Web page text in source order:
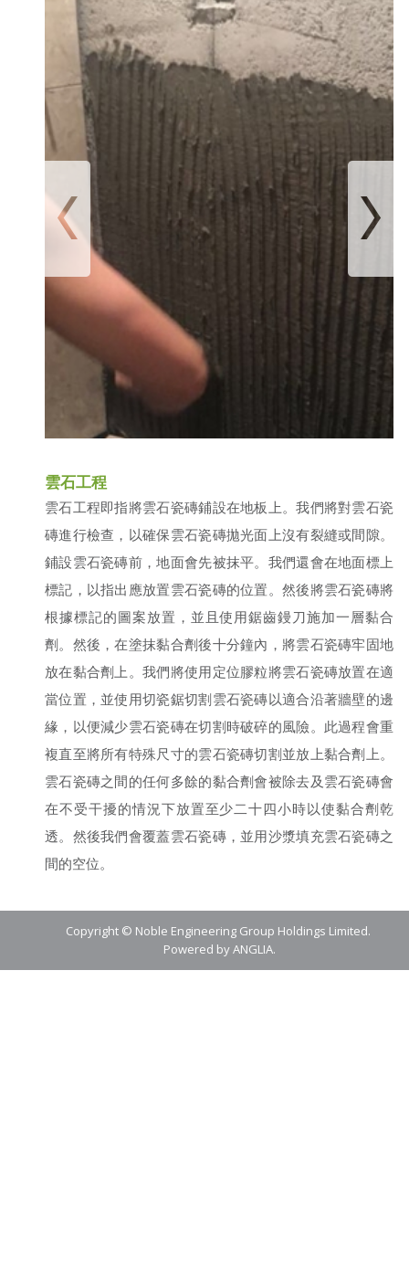
雲石工程
雲石工程即指將雲石瓷磚鋪設在地板上。我們將對雲石瓷
磚進行檢查，以確保雲石瓷磚拋光面上沒有裂縫或間隙。
鋪設雲石瓷磚前，地面會先被抹平。我們還會在地面標上
標記，以指出應放置雲石瓷磚的位置。然後將雲石瓷磚將
根據標記的圖案放置，並且使用鋸齒鏝刀施加一層黏合
劑。然後，在塗抹黏合劑後十分鐘內，將雲石瓷磚牢固地
放在黏合劑上。我們將使用定位膠粒將雲石瓷磚放置在適
當位置，並使用切瓷鋸切割雲石瓷磚以適合沿著牆壁的邊
緣，以便減少雲石瓷磚在切割時破碎的風險。此過程會重
複直至將所有特殊尺寸的雲石瓷磚切割並放上黏合劑上。
雲石瓷磚之間的任何多餘的黏合劑會被除去及雲石瓷磚會
在不受干擾的情況下放置至少二十四小時以使黏合劑乾
透。然後我們會覆蓋雲石瓷磚，並用沙漿填充雲石瓷磚之
間的空位。
Copyright © Noble Engineering Group Holdings Limited.
Powered byANGLIA.